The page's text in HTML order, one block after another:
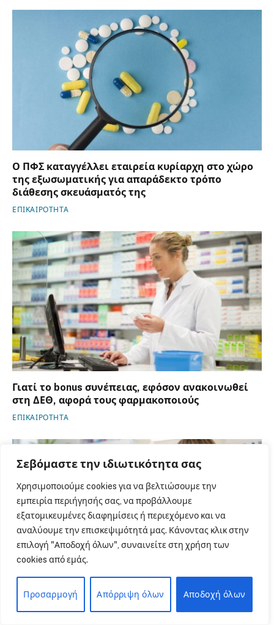
Σεβόμαστε την ιδιωτικότητα σας
Χρησιμοποιούμε cookies για να βελτιώσουμε την
εμπειρία περιήγησής σας, να προβάλλουμε
εξατομικευμένες διαφημίσεις ή περιεχόμενο και να
αναλύουμε την επισκεψιμότητά μας. Κάνοντας κλικ στην
επιλογή "Αποδοχή όλων", συναινείτε στη χρήση των
cookies από εμάς.
Προσαρμογή Απόρριψη όλων Αποδοχή όλων
Ο ΠΦΣ καταγγέλλει εταιρεία κυρίαρχη στο χώρο
της εξωσωματικής για απαράδεκτο τρόπο
διάθεσης σκευάσματός της
ΕΠΙΚΑΙΡΟΤΗΤΑ
Γιατί το bonus συνέπειας, εφόσον ανακοινωθεί
στη ΔΕΘ, αφορά τους φαρμακοποιούς
ΕΠΙΚΑΙΡΟΤΗΤΑ
Πανελλήνιος Φαρμακευτικός Σύλλογος: Η
σημασία της αυτοφροντίδας και ο κομβικός ο